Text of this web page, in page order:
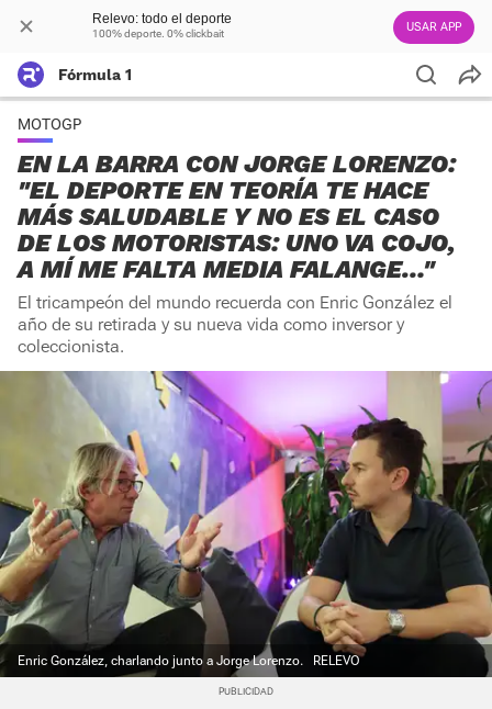
Relevo: todo el deporte
100% deporte. 0% clickbait USAR APP
Fórmula 1
MOTOGP
EN LA BARRA CON JORGE LORENZO:
"EL DEPORTE EN TEORÍA TE HACE
MÁS SALUDABLE Y NO ES EL CASO
DE LOS MOTORISTAS: UNO VA COJO,
A MÍ ME FALTA MEDIA FALANGE…"
El tricampeón del mundo recuerda con Enric González el
año de su retirada y su nueva vida como inversor y
coleccionista.
Enric González, charlando junto a Jorge Lorenzo. RELEVO